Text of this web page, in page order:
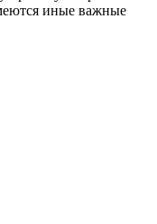
иные важные